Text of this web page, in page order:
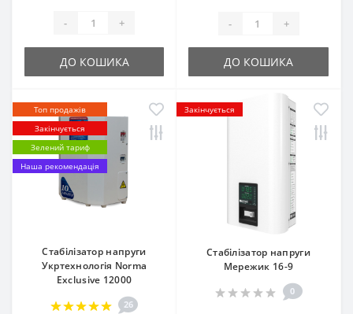
- +
ДО КОШИКА
- +
ДО КОШИКА
Топ продажів
Закінчується
Зелений тариф
Наша рекомендація
Стабілізатор напруги
Укртехнологія Norma
Exclusive 12000
26
Закінчується
Стабілізатор напруги
Мережик 16-9
0